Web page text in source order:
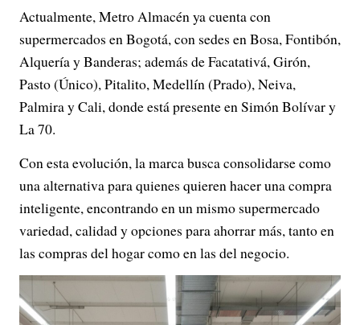
Actualmente, Metro Almacén ya cuenta con
supermercados en Bogotá, con sedes en Bosa, Fontibón,
Alquería y Banderas; además de Facatativá, Girón,
Pasto (Único), Pitalito, Medellín (Prado), Neiva,
Palmira y Cali, donde está presente en Simón Bolívar y
La 70.
Con esta evolución, la marca busca consolidarse como
una alternativa para quienes quieren hacer una compra
inteligente, encontrando en un mismo supermercado
variedad, calidad y opciones para ahorrar más, tanto en
las compras del hogar como en las del negocio.